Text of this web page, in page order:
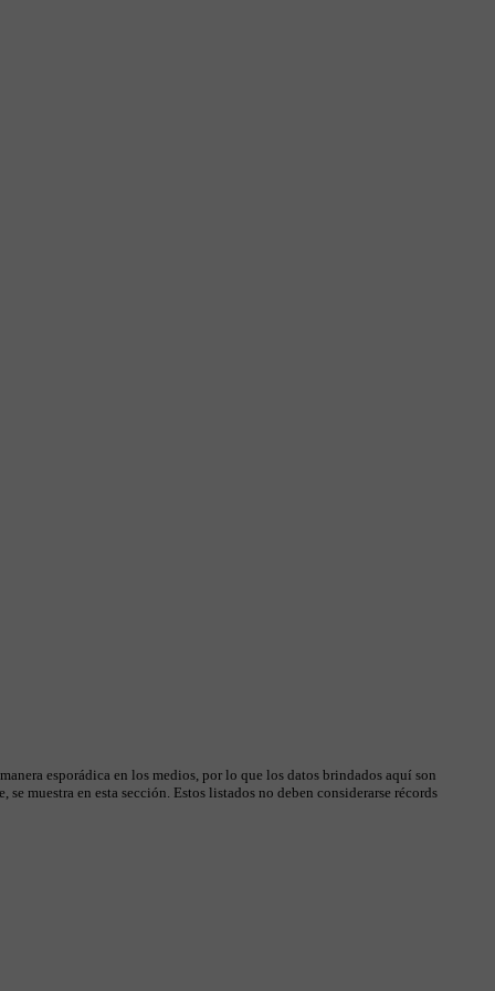
esporádica en los medios, por lo que los datos brindados aquí son
muestra en esta sección. Estos listados no deben considerarse récords